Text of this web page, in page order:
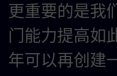
更重要的是我
门能力提高如
年可以再创建